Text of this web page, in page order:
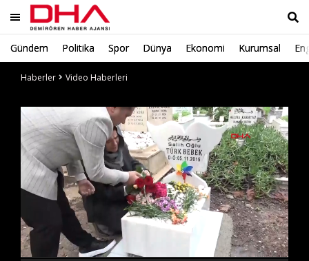
Gündem Politika Spor Dünya Ekonomi Kurumsal
Haberler
Video Haberleri
Süre
/
Toplam
Süre
0%
0%